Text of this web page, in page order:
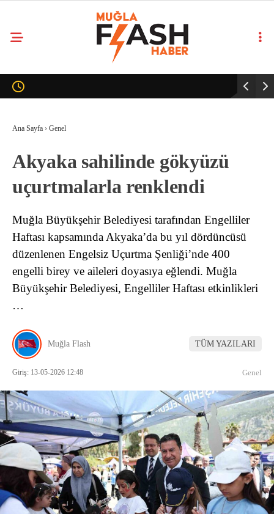
Ana Sayfa › Genel
Akyaka sahilinde gökyüzü
uçurtmalarla renklendi
Muğla Büyükşehir Belediyesi tarafından Engelliler
Haftası kapsamında Akyaka’da bu yıl dördüncüsü
düzenlenen Engelsiz Uçurtma Şenliği’nde 400
engelli birey ve aileleri doyasıya eğlendi. Muğla
Büyükşehir Belediyesi, Engelliler Haftası etkinlikleri
…
Muğla Flash TÜM YAZILARI
Giriş: 13-05-2026 12:48 Genel